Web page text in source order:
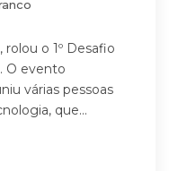
o 1º Desafio
O evento
várias pessoas
que...